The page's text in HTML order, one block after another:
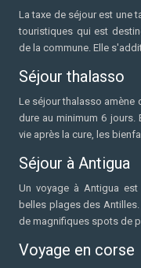
La taxe de séjour est une
touristiques qui est
de la commune. Elle
Séjour thalasso
Le séjour thalasso amène
dure au minimum 6 jours.
vie après la cure, les
Séjour à Antigua
Un voyage à Antigua
belles plages des
de magnifiques spots de
Voyage en corse